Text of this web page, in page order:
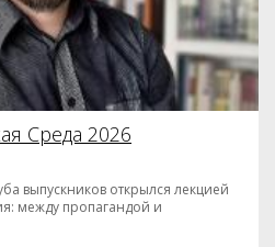
Среда 2026
выпускников открылся лекцией
между пропагандой и